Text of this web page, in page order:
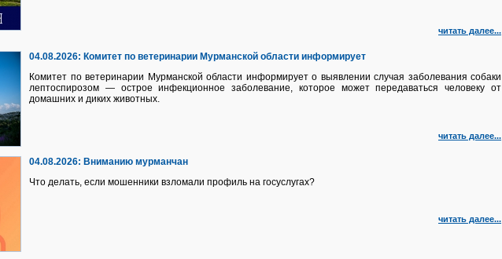
читать далее...
04.08.2026: Комитет по ветеринарии Мурманской области информирует
Комитет по ветеринарии Мурманской области информирует о выявлении случая заболевания собаки
лептоспирозом — острое инфекционное заболевание, которое может передаваться человеку от
домашних и диких животных.
читать далее...
04.08.2026: Вниманию мурманчан
Что делать, если мошенники взломали профиль на госуслугах?
читать далее...